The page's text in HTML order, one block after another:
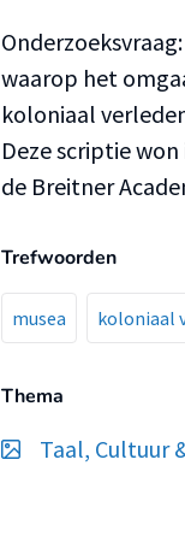
waarop het
koloniaal
Deze scriptie
de Breitner
Trefwoorden
musea koloniaal
Thema
Taal, Cultuur